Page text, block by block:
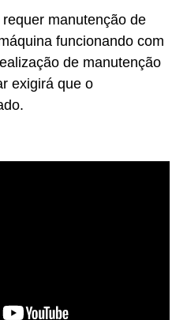
manutenção de
funcionando com
de manutenção
exigirá que o